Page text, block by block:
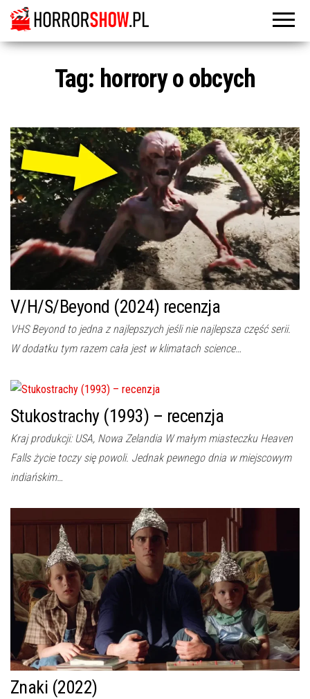
Tag: horrory o obcych
V/H/S/Beyond (2024) recenzja
VHS Beyond to jedna z najlepszych jeśli nie najlepsza część serii.
W dodatku tym razem cała jest w klimatach science…
Stukostrachy (1993) – recenzja
Kraj produkcji: USA, Nowa Zelandia W małym miasteczku Heaven
Falls życie toczy się powoli. Jednak pewnego dnia w miejscowym
indiańskim…
Znaki (2022)